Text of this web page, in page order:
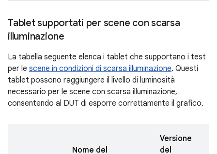
Tablet supportati per scene con scarsa
illuminazione
La tabella seguente elenca i tablet che supportano i test
per le scene in condizioni di scarsa illuminazione. Questi
tablet possono raggiungere il livello di luminosità
necessario per le scene con scarsa illuminazione,
consentendo al DUT di esporre correttamente il grafico.
Nome del
Versione
del